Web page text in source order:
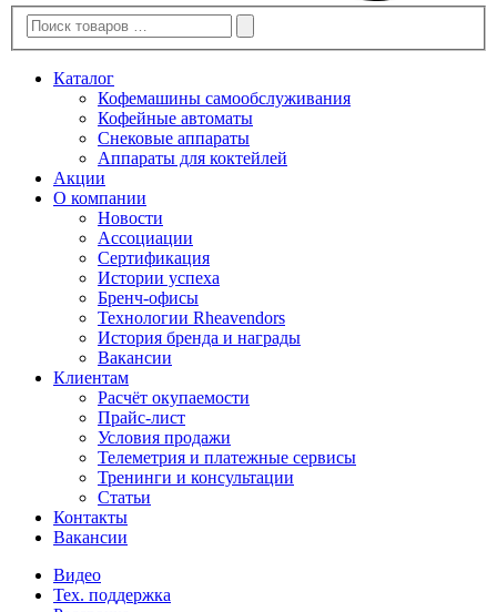
Каталог
Кофемашины самообслуживания
Кофейные автоматы
Снековые аппараты
Аппараты для коктейлей
Акции
О компании
Новости
Ассоциации
Сертификация
Истории успеха
Бренч-офисы
Технологии Rheavendors
История бренда и награды
Вакансии
Клиентам
Расчёт окупаемости
Прайс-лист
Условия продажи
Телеметрия и платежные сервисы
Тренинги и консультации
Статьи
Контакты
Вакансии
Видео
Тех. поддержка